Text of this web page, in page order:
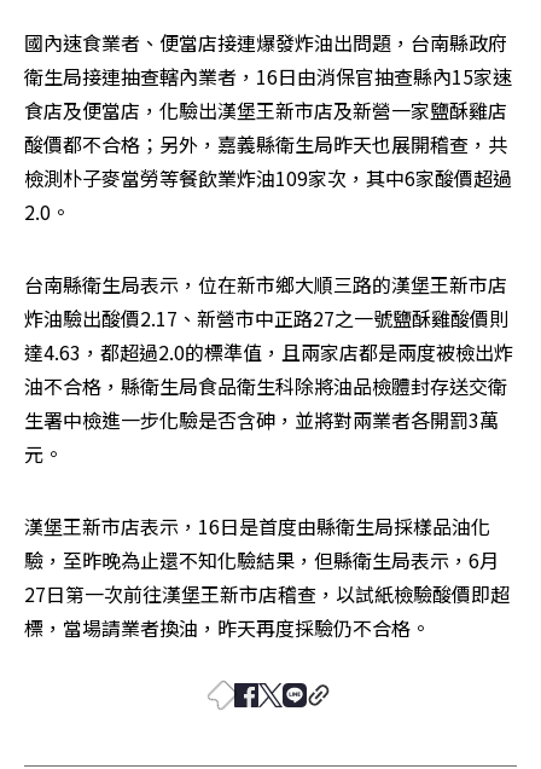
國內速食業者、便當店接連爆發炸油出問題，台南縣政府
衛生局接連抽查轄內業者，16日由消保官抽查縣內15家速
食店及便當店，化驗出漢堡王新市店及新營一家鹽酥雞店
酸價都不合格；另外，嘉義縣衛生局昨天也展開稽查，共
檢測朴子麥當勞等餐飲業炸油109家次，其中6家酸價超過
2.0。
台南縣衛生局表示，位在新市鄉大順三路的漢堡王新市店
炸油驗出酸價2.17、新營市中正路27之一號鹽酥雞酸價則
達4.63，都超過2.0的標準值，且兩家店都是兩度被檢出炸
油不合格，縣衛生局食品衛生科除將油品檢體封存送交衛
生署中檢進一步化驗是否含砷，並將對兩業者各開罰3萬
元。
漢堡王新市店表示，16日是首度由縣衛生局採樣品油化
驗，至昨晚為止還不知化驗結果，但縣衛生局表示，6月
27日第一次前往漢堡王新市店稽查，以試紙檢驗酸價即超
標，當場請業者換油，昨天再度採驗仍不合格。